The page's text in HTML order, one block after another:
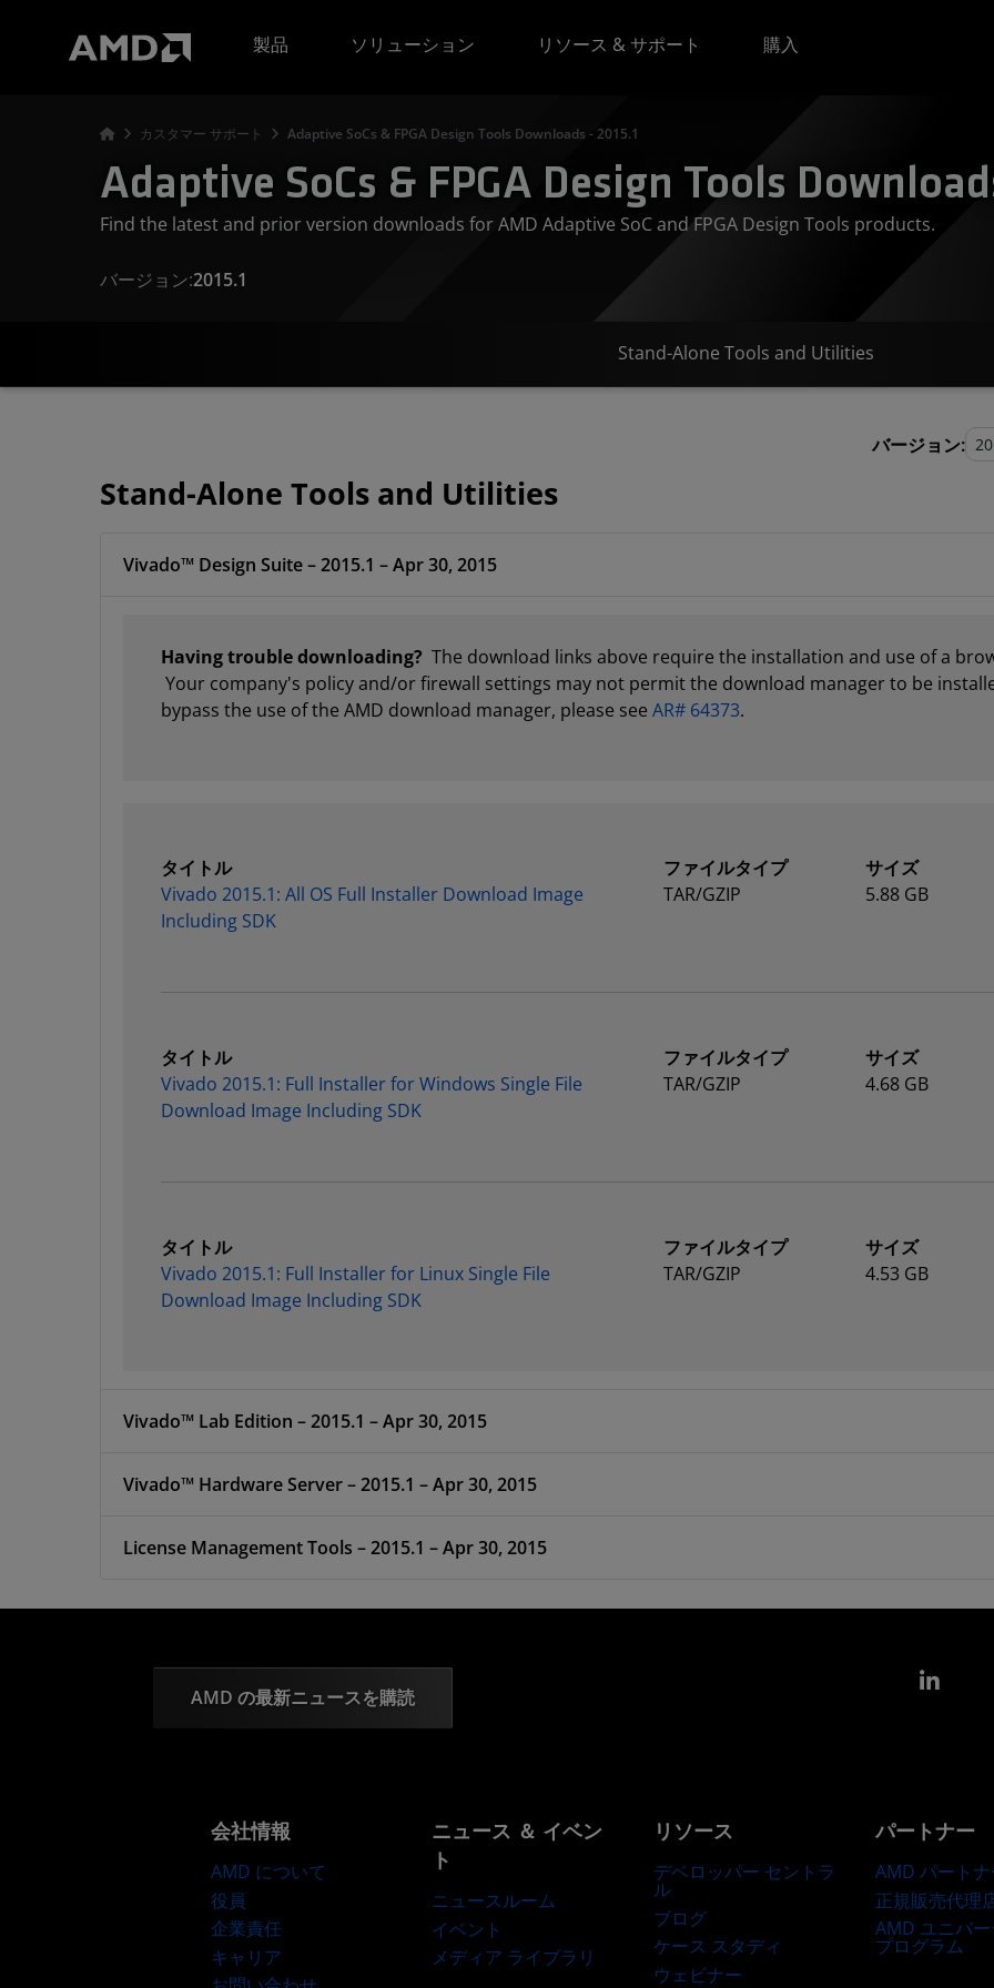
製品
ソリューション リソース & サポート 購入
カスタマー サポート Adaptive SoCs & FPGA Design Tools Downloads - 2015.1
Adaptive SoCs & FPGA Design Tools
Find the latest and prior version downloads for AMD Adaptive SoC and FPGA Design Tools products.
バージョン:2015.1
Stand-Alone Tools and Utilities
バージョン:
Stand-Alone Tools and Utilities
Vivado™ Design Suite – 2015.1 – Apr 30, 2015
Having trouble downloading? The download links above require the installation and use of a
Your company's policy and/or firewall settings may not permit the download manager to be
bypass the use of the AMD download manager, please see AR# 64373.
タイトル
Vivado 2015.1: All OS Full Installer Download Image
Including SDK
ファイルタイプ
TAR/GZIP
サイズ
5.88 GB
タイトル
Vivado 2015.1: Full Installer for Windows Single File
Download Image Including SDK
ファイルタイプ
TAR/GZIP
サイズ
4.68 GB
タイトル
Vivado 2015.1: Full Installer for Linux Single File
Download Image Including SDK
ファイルタイプ
TAR/GZIP
サイズ
4.53 GB
Vivado™ Lab Edition – 2015.1 – Apr 30, 2015
Vivado™ Hardware Server – 2015.1 – Apr 30, 2015
License Management Tools – 2015.1 – Apr 30, 2015
AMD の最新ニュースを購読
会社情報
AMD について
役員
企業責任
キャリア
ニュース ＆ イベン
ト
ニュースルーム
イベント
メディア ライブラリ
リソース
デベロッパー セントラ
ル
ブログ
ケース スタディ
ウェビナー
パートナー
AMD パート
正規販売代理
AMD ユニバー
プログラム